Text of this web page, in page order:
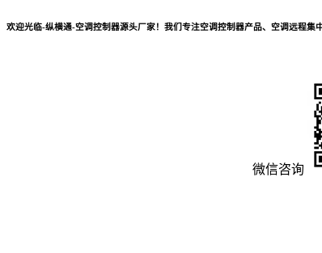
欢迎光临-纵横通-空调控制器源头厂家！我们专注空调控制器产品、空调远程集
微信咨询